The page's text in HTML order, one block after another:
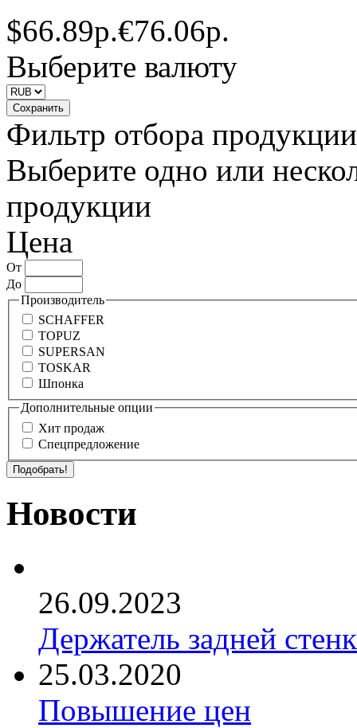
$66.89р.€76.06р.
Выберите валюту
Фильтр отбора продукции
Выберите одно или
продукции
Цена
От
До
Производитель
SCHAFFER
TOPUZ
SUPERSAN
TOSKAR
Шпонка
Дополнительные опции
Хит продаж
Спецпредложение
Новости
26.09.2023
Держатель задней
25.03.2020
Повышение цен